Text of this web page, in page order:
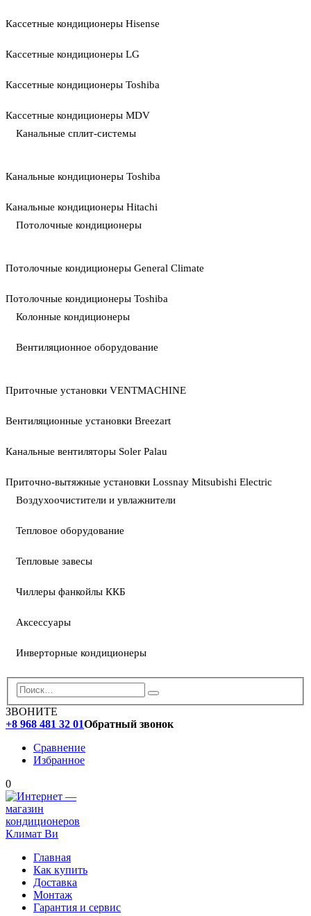
Кассетные кондиционеры Hisense
Кассетные кондиционеры LG
Кассетные кондиционеры Toshiba
Кассетные кондиционеры MDV
Канальные сплит-системы
Канальные кондиционеры Toshiba
Канальные кондиционеры Hitachi
Потолочные кондиционеры
Потолочные кондиционеры General Climate
Потолочные кондиционеры Toshiba
Колонные кондиционеры
Вентиляционное оборудование
Приточные установки VENTMACHINE
Вентиляционные установки Breezart
Канальные вентиляторы Soler Palau
Приточно-вытяжные установки Lossnay Mitsubishi Electric
Воздухоочистители и увлажнители
Тепловое оборудование
Тепловые завесы
Чиллеры фанкойлы ККБ
Аксессуары
Инверторные кондиционеры
ЗВОНИТЕ
+8 968 481 32 01Обратный звонок
Сравнение
Избранное
0
Главная
Как купить
Доставка
Монтаж
Гарантия и сервис